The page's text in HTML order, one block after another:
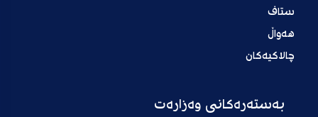
ستاف
هەواڵ
چالاکیەکان
بەستەرەکانی وەزارەت